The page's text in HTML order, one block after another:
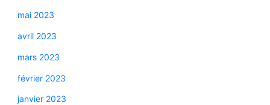
mai 2023
avril 2023
mars 2023
février 2023
janvier 2023